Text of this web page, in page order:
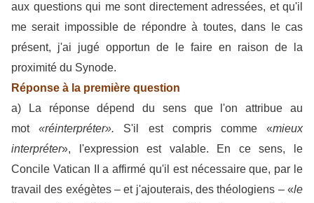
aux questions qui me sont directement adressées, et qu'il
me serait impossible de répondre à toutes, dans le cas
présent, j'ai jugé opportun de le faire en raison de la
proximité du Synode.
Réponse à la première question
a) La réponse dépend du sens que l'on attribue au
mot«réinterpréter». S'il est compris comme «mieux
interpréter», l'expression est valable. En ce sens, le
Concile Vatican II a affirmé qu'il est nécessaire que, par le
travail des exégètes – et j'ajouterais, des théologiens – «le